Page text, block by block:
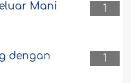
1
Mani
1
dengan